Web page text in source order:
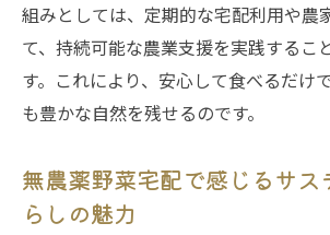
組みとしては、定期的な宅配利用や農
て、持続可能な農業支援を実践するこ
す。これにより、安心して食べるだけ
も豊かな自然を残せるのです。
無農薬野菜宅配で感じるサス
らしの魅力